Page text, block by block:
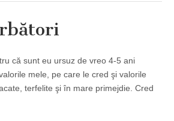
că sunt eu ursuz de vreo 4-5 ani
mele, pe care le cred şi valorile
terfelite şi în mare primejdie. Cred